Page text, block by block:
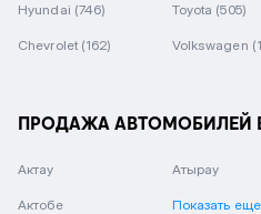
Hyundai (746) Toyota (505)
Chevrolet (162) Volkswagen
ПРОДАЖА АВТОМОБИЛЕЙ
Актау
Актобе
Атырау
Показать еще